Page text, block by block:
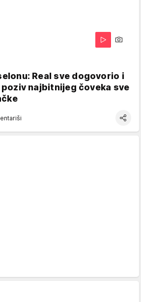
Real sve dogovorio i
poziv najbitnijeg čoveka sve